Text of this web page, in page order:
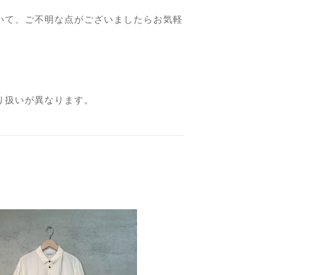
、ご不明な点がございましたらお気軽
いが異なります。